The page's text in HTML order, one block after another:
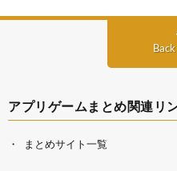
アプリゲームまとめ関連リ
まとめサイト一覧